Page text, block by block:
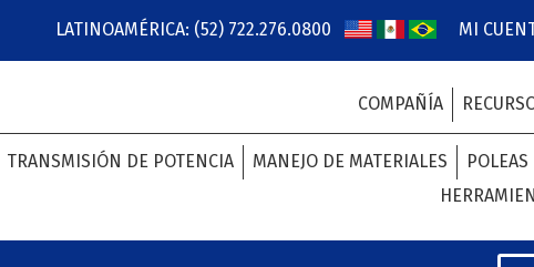
LATINOAMÉRICA: (52) 722.276.0800 MI
COMPAÑÍA
TRANSMISIÓN DE POTENCIA MANEJO DE MATERIALES